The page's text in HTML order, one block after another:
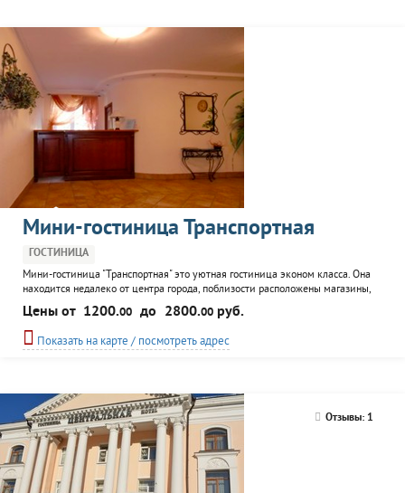
Мини-гостиница Транспортная
ГОСТИНИЦА
Мини-гостиница "Транспортная" это уютная гостиница эконом класса. Она
находится недалеко от центра города, поблизости расположены магазины,
столовая, кафе, платная стоянка. Клиенты могут воспользоваться услугами
сауны, заказа такси, офисными услугами, услугами связи, медицинской
помощью, приобрести товары первой необходимости.
Цены от 1200.00 до 2800.00 руб.
Показать на карте / посмотреть адрес
Отзывы: 1